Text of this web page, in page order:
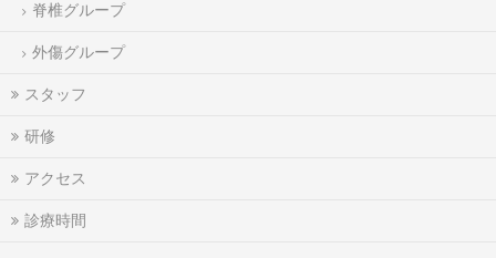
脊椎グループ
外傷グループ
スタッフ
研修
アクセス
診療時間